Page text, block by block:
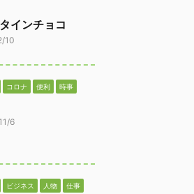
インチョコ
10
コロナ 便利 時事
6
ビジネス 人物 仕事